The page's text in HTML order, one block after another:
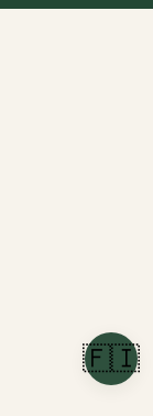
🇫🇮